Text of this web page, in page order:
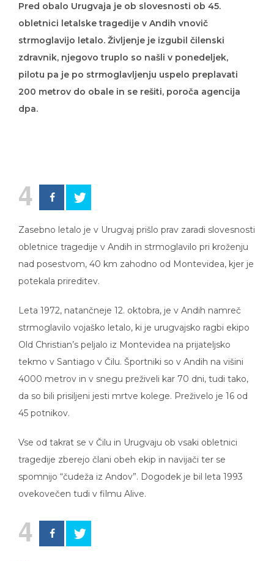
Pred obalo Urugvaja je ob slovesnosti ob 45.
obletnici letalske tragedije v Andih vnovič
strmoglavijo letalo. Življenje je izgubil čilenski
zdravnik, njegovo truplo so našli v ponedeljek,
pilotu pa je po strmoglavljenju uspelo preplavati
200 metrov do obale in se rešiti, poroča agencija
dpa.
4
Zasebno letalo je v Urugvaj prišlo prav zaradi slovesnosti
obletnice tragedije v Andih in strmoglavilo pri kroženju
nad posestvom, 40 km zahodno od Montevidea, kjer je
potekala prireditev.
Leta 1972, natančneje 12. oktobra, je v Andih namreč
strmoglavilo vojaško letalo, ki je urugvajsko ragbi ekipo
Old Christian’s peljalo iz Montevidea na prijateljsko
tekmo v Santiago v Čilu. Športniki so v Andih na višini
4000 metrov in v snegu preživeli kar 70 dni, tudi tako,
da so bili prisiljeni jesti mrtve kolege. Preživelo je 16 od
45 potnikov.
Vse od takrat se v Čilu in Urugvaju ob vsaki obletnici
tragedije zberejo člani obeh ekip in navijači ter se
spomnijo “čudeža iz Andov”. Dogodek je bil leta 1993
ovekovečen tudi v filmu Alive.
4